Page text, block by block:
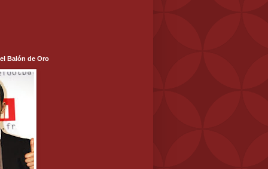
Balón de Oro